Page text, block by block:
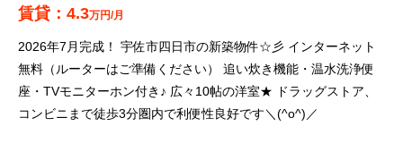
4.3万円/月
2026年7月完成！ 宇佐市四日市の新築物件☆彡 インターネット
無料（ルーターはご準備ください） 追い炊き機能・温水洗浄便
座・TVモニターホン付き♪ 広々10帖の洋室★ ドラッグストア、
コンビニまで徒歩3分圏内で利便性良好です＼(^o^)／